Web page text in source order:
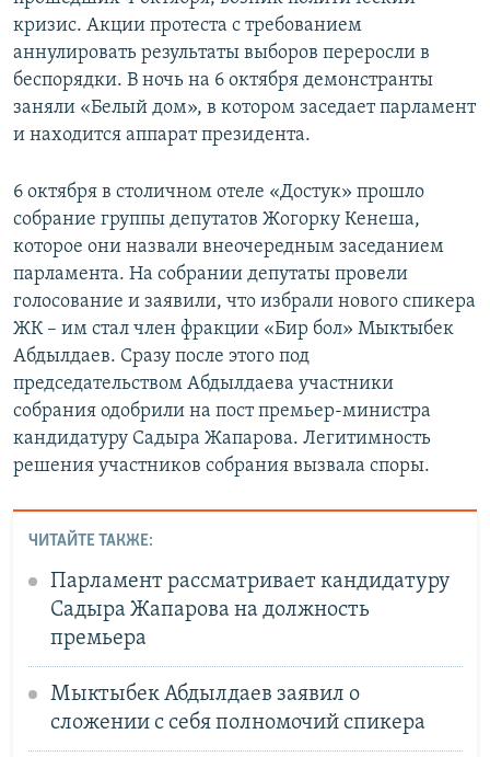
кризис. Акции протеста с требованием
аннулировать результаты выборов переросли в
беспорядки. В ночь на 6 октября демонстранты
заняли «Белый дом», в котором заседает парламент
и находится аппарат президента.
6 октября в столичном отеле «Достук» прошло
собрание группы депутатов Жогорку Кенеша,
которое они назвали внеочередным заседанием
парламента. На собрании депутаты провели
голосование и заявили, что избрали нового спикера
ЖК – им стал член фракции «Бир бол» Мыктыбек
Абдылдаев. Сразу после этого под
председательством Абдылдаева участники
собрания одобрили на пост премьер-министра
кандидатуру Садыра Жапарова. Легитимность
решения участников собрания вызвала споры.
ЧИТАЙТЕ ТАКЖЕ:
Парламент рассматривает кандидатуру
Садыра Жапарова на должность
премьера
Мыктыбек Абдылдаев заявил о
сложении с себя полномочий спикера